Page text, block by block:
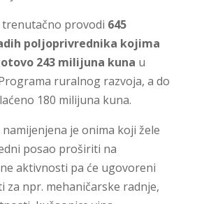
trenutačno provodi 645
poljoprivrednika kojima
243 milijuna kuna u
ruralnog razvoja, a do
180 milijuna kuna.
namijenjena je onima koji žele
posao proširiti na
aktivnosti pa će ugovoreni
za npr. mehaničarske radnje,